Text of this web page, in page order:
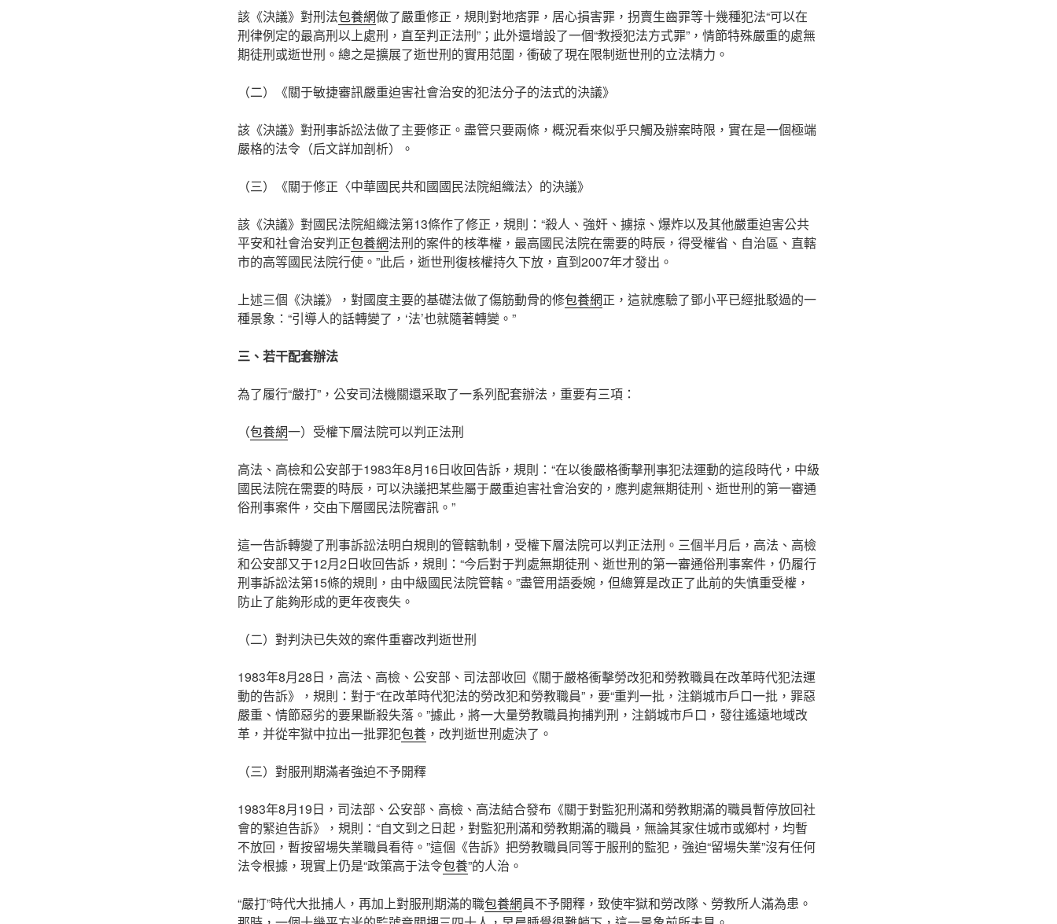
該《決議》對刑法包養網做了嚴重修正，規則對地痞罪，居心損害罪，拐賣生齒罪等十幾種犯法“可以在
刑律例定的最高刑以上處刑，直至判正法刑”；此外還增設了一個“教授犯法方式罪”，情節特殊嚴重的處無
期徒刑或逝世刑。總之是擴展了逝世刑的實用范圍，衝破了現在限制逝世刑的立法精力。
（二）《關于敏捷審訊嚴重迫害社會治安的犯法分子的法式的決議》
該《決議》對刑事訴訟法做了主要修正。盡管只要兩條，概況看來似乎只觸及辦案時限，實在是一個極端
嚴格的法令（后文詳加剖析）。
（三）《關于修正〈中華國民共和國國民法院組織法〉的決議》
該《決議》對國民法院組織法第13條作了修正，規則：“殺人、強奸、擄掠、爆炸以及其他嚴重迫害公共
平安和社會治安判正包養網法刑的案件的核準權，最高國民法院在需要的時辰，得受權省、自治區、直轄
市的高等國民法院行使。”此后，逝世刑復核權持久下放，直到2007年才發出。
上述三個《決議》，對國度主要的基礎法做了傷筋動骨的修包養網正，這就應驗了鄧小平已經批駁過的一
種景象：“引導人的話轉變了，‘法’也就隨著轉變。”
三、若干配套辦法
為了履行“嚴打”，公安司法機關還采取了一系列配套辦法，重要有三項：
（包養網一）受權下層法院可以判正法刑
高法、高檢和公安部于1983年8月16日收回告訴，規則：“在以後嚴格衝擊刑事犯法運動的這段時代，中級
國民法院在需要的時辰，可以決議把某些屬于嚴重迫害社會治安的，應判處無期徒刑、逝世刑的第一審通
俗刑事案件，交由下層國民法院審訊。”
這一告訴轉變了刑事訴訟法明白規則的管轄軌制，受權下層法院可以判正法刑。三個半月后，高法、高檢
和公安部又于12月2日收回告訴，規則：“今后對于判處無期徒刑、逝世刑的第一審通俗刑事案件，仍履行
刑事訴訟法第15條的規則，由中級國民法院管轄。”盡管用語委婉，但總算是改正了此前的失慎重受權，
防止了能夠形成的更年夜喪失。
（二）對判決已失效的案件重審改判逝世刑
1983年8月28日，高法、高檢、公安部、司法部收回《關于嚴格衝擊勞改犯和勞教職員在改革時代犯法運
動的告訴》，規則：對于“在改革時代犯法的勞改犯和勞教職員”，要“重判一批，注銷城市戶口一批，罪惡
嚴重、情節惡劣的要果斷殺失落。”據此，將一大量勞教職員拘捕判刑，注銷城市戶口，發往遙遠地域改
革，并從牢獄中拉出一批罪犯包養 ，改判逝世刑處決了。
（三）對服刑期滿者強迫不予開釋
1983年8月19日，司法部、公安部、高檢、高法結合發布《關于對監犯刑滿和勞教期滿的職員暫停放回社
會的緊迫告訴》，規則：“自文到之日起，對監犯刑滿和勞教期滿的職員，無論其家住城市或鄉村，均暫
不放回，暫按留場失業職員看待。”這個《告訴》把勞教職員同等于服刑的監犯，強迫“留場失業”沒有任何
法令根據，現實上仍是“政策高于法令包養”的人治。
“嚴打”時代大批捕人，再加上對服刑期滿的職包養網員不予開釋，致使牢獄和勞改隊、勞教所人滿為患。